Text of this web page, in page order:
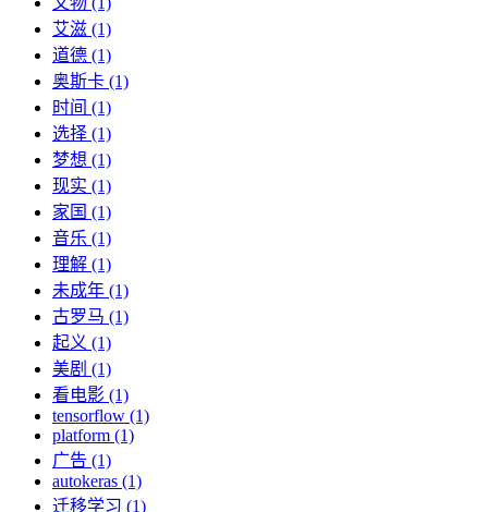
艾滋 (1)
道德 (1)
奥斯卡 (1)
时间 (1)
选择 (1)
梦想 (1)
现实 (1)
家国 (1)
音乐 (1)
理解 (1)
未成年 (1)
古罗马 (1)
起义 (1)
美剧 (1)
看电影 (1)
tensorflow (1)
platform (1)
广告 (1)
autokeras (1)
迁移学习 (1)